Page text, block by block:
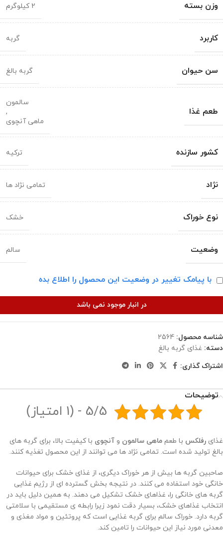
وزن بسته 2 کیلوگرم
کاربرد گربه
سن حیوان گربه بالغ
طعم غذا
سالمون
,
ماهی آنچوی
کشور سازنده ترکیه
نژاد تمامی نژاد ها
نوع خوراک خشک
وضعیت سالم
با پیامک تغییر در وضعیت این محصول را اطلاع بده
در انبار موجود نمی باشد
شناسه محصول: 2564
دسته: غذای گربه بالغ
اشتراک گذاری:
توضیحات
5/5 - (1 امتیاز)
غذای رفلکس با طعم ماهی سالمون و آنچوی با کیفیت بالا، برای گربه های
بالغ تولید شده است. تمامی نژاد ها می توانند از این محصول تغذیه کنند.
صاحبین گربه ها بیش از هر خوراک دیگری، از غذای خشک برای حیوانات
خانگی خود استفاده می کنند. در نتیجه بخش گسترده ای از رژیم غذایی
گربه های خانگی را، غذاهای خشک تشکیل می دهند. به همین دلیل باید در
انتخاب غذاهای خشک، بسیار دقت نمود زیرا رابطه ی مستقیمی با سلامتی
گربه دارد. خوراک سالم برای گربه غذایی است که پروتئین و مواد مغذی و
معدنی مورد نیاز این حیوانات را تامین کند.